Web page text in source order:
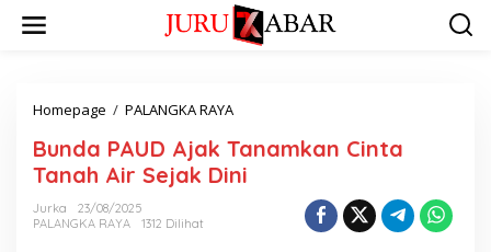
Homepage / PALANGKA RAYA
Bunda PAUD Ajak Tanamkan Cinta
Tanah Air Sejak Dini
Jurka
23/08/2025
PALANGKA RAYA
1312 Dilihat